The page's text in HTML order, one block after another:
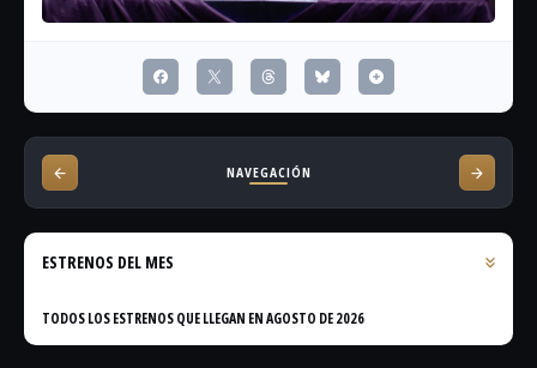
NAVEGACIÓN
ESTRENOS DEL MES
TODOS LOS ESTRENOS QUE LLEGAN EN AGOSTO DE 2026